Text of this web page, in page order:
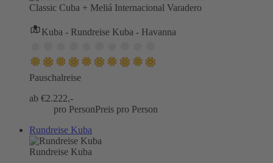
Classic Cuba + Meliá Internacional Varadero
Kuba - Rundreise Kuba - Havanna
Pauschalreise
ab €2.222,-
pro PersonPreis pro Person
Rundreise Kuba
Rundreise Kuba